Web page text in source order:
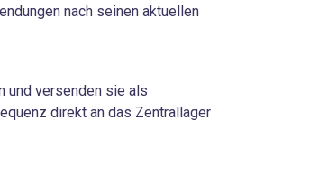
nach seinen aktuellen
und versenden sie als
direkt an das Zentrallager